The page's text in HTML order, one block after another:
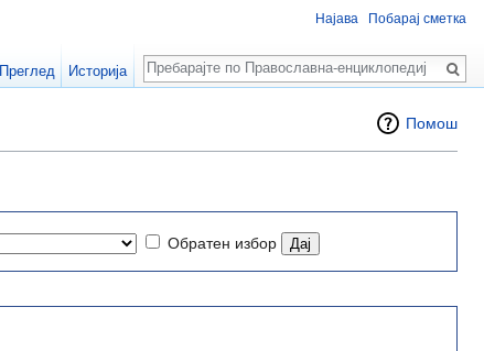
Помош
Обратен избор
Најава Побарај сметка
Преглед Историја
Пребарај